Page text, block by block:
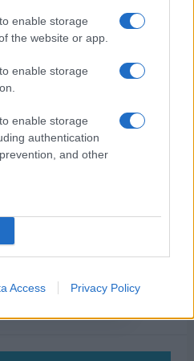
enable storage
the website or app.
enable storage
enable storage
authentication
and other
Access Privacy Policy
μας
ενώνει κάθε μέρα.
ΣΟΥ →